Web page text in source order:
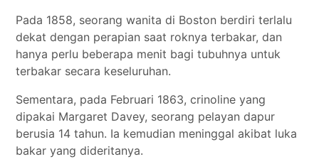
Pada 1858, seorang wanita di Boston berdiri terlalu
dekat dengan perapian saat roknya terbakar, dan
hanya perlu beberapa menit bagi tubuhnya untuk
terbakar secara keseluruhan.
Sementara, pada Februari 1863, crinoline yang
dipakai Margaret Davey, seorang pelayan dapur
berusia 14 tahun. Ia kemudian meninggal akibat luka
bakar yang dideritanya.